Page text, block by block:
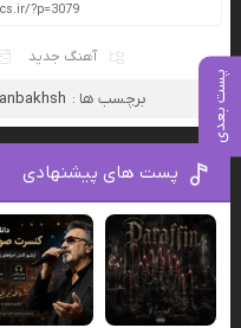
پست بعدی
آهنگ جدید
برچسب ها :
پست های پیشنهادی